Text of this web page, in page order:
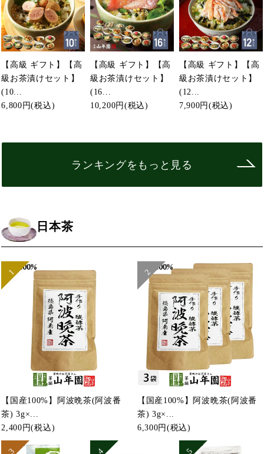
【高級 ギフト】【高
級お茶漬けセット】
(10...
6,800円(税込)
【高級 ギフト】【高
級お茶漬けセット】
(16...
10,200円 (税込)
【高級 ギフト】【高
級お茶漬けセット】
(12...
7,900円(税込)
ランキングをもっと見る
日本茶
【国産100%】阿波晩茶(阿波番
茶) 3g×...
2,400円(税込)
【国産100%】阿波晩茶(阿波番
茶) 3g×...
6,300円(税込)